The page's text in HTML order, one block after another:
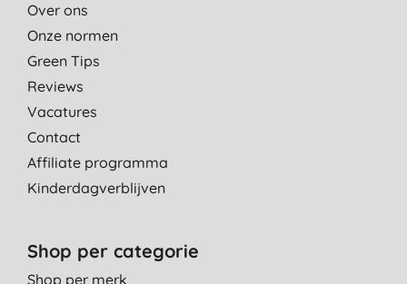
Over ons
Onze normen
Green Tips
Reviews
Vacatures
Contact
Affiliate programma
Kinderdagverblijven
Shop per categorie
Shop per merk